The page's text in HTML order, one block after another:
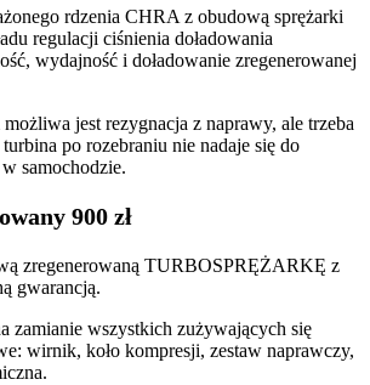
rdzenia CHRA z obudową sprężarki
regulacji ciśnienia doładowania
wydajność i doładowanie zregenerowanej
jest rezygnacja z naprawy, ale trzeba
po rozebraniu nie nadaje się do
samochodzie.
900 zł
zregenerowaną TURBOSPRĘŻARKĘ z
gwarancją.
zamianie wszystkich zużywających się
wirnik, koło kompresji, zestaw naprawczy,